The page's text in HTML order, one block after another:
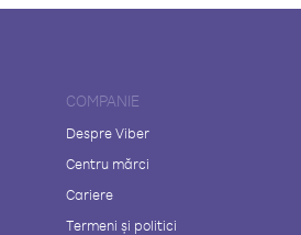
COMPANIE
Despre Viber
Centru mărci
Cariere
Termeni și politici